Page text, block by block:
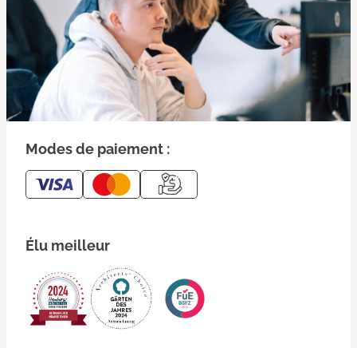
Modes de paiement :
Élu meilleur